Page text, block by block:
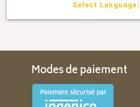
Select Language
Modes de paiement